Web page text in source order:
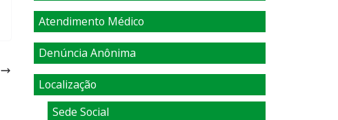
Atendimento Médico
Denúncia Anônima
Localização
Sede Social